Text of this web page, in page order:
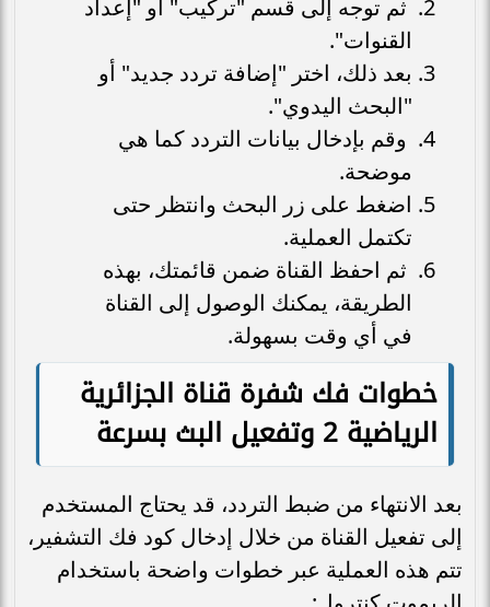
ثم توجه إلى قسم "تركيب" أو "إعداد
القنوات".
بعد ذلك، اختر "إضافة تردد جديد" أو
"البحث اليدوي".
وقم بإدخال بيانات التردد كما هي
موضحة.
اضغط على زر البحث وانتظر حتى
تكتمل العملية.
ثم احفظ القناة ضمن قائمتك، بهذه
الطريقة، يمكنك الوصول إلى القناة
في أي وقت بسهولة.
خطوات فك شفرة قناة الجزائرية
الرياضية 2 وتفعيل البث بسرعة
بعد الانتهاء من ضبط التردد، قد يحتاج المستخدم
إلى تفعيل القناة من خلال إدخال كود فك التشفير،
تتم هذه العملية عبر خطوات واضحة باستخدام